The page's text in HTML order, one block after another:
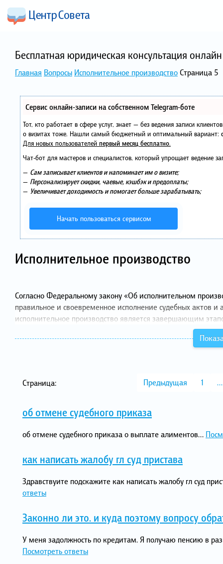
Бесплатная юридическая консультация
Главная Вопросы Исполнительное производствоСтраница 5
Сервис онлайн-записи на собственном Telegram-боте
Тот, кто работает в сфере услуг, знает — без ведения записи
о визитах тоже. Нашли самый бюджетный и оптимальный вариант:
Для новых пользователей первый месяц бесплатно.
Чат-бот для мастеров и специалистов, который упрощает ведение
— Сам записывает клиентов и напоминает им о визите;
— Персонализирует скидки, чаевые, кэшбэк и предоплаты;
— Увеличивает доходимость и помогает больше зарабатывать;
Начать пользоваться сервисом
Исполнительное производство
Согласно Федеральному закону «Об исполнительном
правильное и своевременное исполнение судебных актов
исполнительное производство является завершающим
Страница: Предыдущая 1 …
об отмене судебного приказа
об отмене судебного приказа о выплате алиментов...
как написать жалобу гл суд пристава
Здравствуите подскажите как написать жалобу гл суд
ответы
Законно ли это. и куда поэтому вопросу
У меня задолжность по кредитам. Я получаю пенсию в
Посмотреть ответы